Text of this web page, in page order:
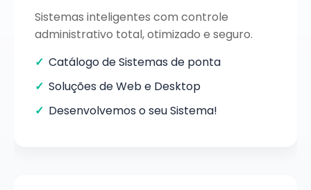
Sistemas inteligentes com controle
administrativo total, otimizado e seguro.
Catálogo de Sistemas de ponta
Soluções de Web e Desktop
Desenvolvemos o seu Sistema!